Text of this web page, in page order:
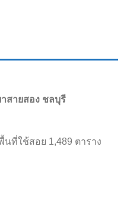
สายสอง ชลบุรี
นที่ใช้สอย 1,489 ตาราง